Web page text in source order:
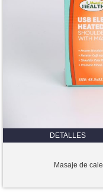
DETALLES
Masaje de